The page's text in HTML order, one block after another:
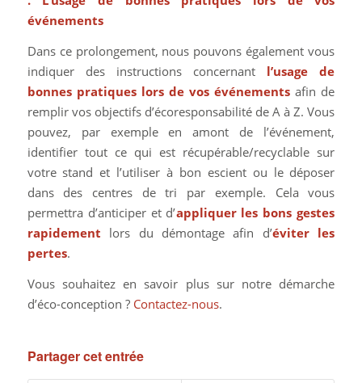
événements
Dans ce prolongement, nous pouvons également vous
indiquer des instructions concernant l’usage de
bonnes pratiques lors de vos événements afin de
remplir vos objectifs d’écoresponsabilité de A à Z. Vous
pouvez, par exemple en amont de l’événement,
identifier tout ce qui est récupérable/recyclable sur
votre stand et l’utiliser à bon escient ou le déposer
dans des centres de tri par exemple. Cela vous
permettra d’anticiper et d’appliquer les bons gestes
rapidement lors du démontage afin d’éviter les
pertes.
Vous souhaitez en savoir plus sur notre démarche
d’éco-conception ? Contactez-nous.
Partager cet entrée